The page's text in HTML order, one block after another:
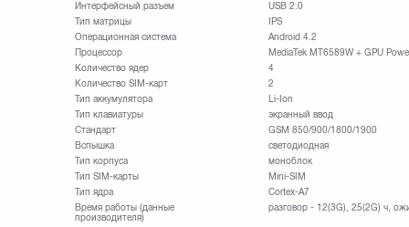
Интерфейсный разъем
USB 2.0
Тип матрицы
IPS
Операционная система
Android 4.2
Процессор
MediaTek MT6589W + GPU
Количество ядер
4
Количество SIM-карт
2
Тип аккумулятора
Li-Ion
Тип клавиатуры
экранный ввод
Стандарт
GSM 850/900/1800/1900
Вспышка
светодиодная
Тип корпуса
моноблок
Тип SIM-карты
Mini-SIM
Тип ядра
Cortex-A7
Время работы (данные
производителя)
разговор - 12(3G), 25(2G) ч,